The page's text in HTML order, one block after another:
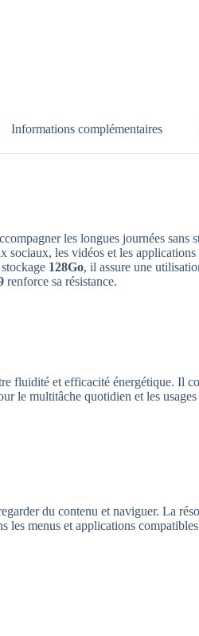
Informations complémentaires
les longues journées sans
sociaux, les vidéos et les
128Go, il assure une
renforce sa résistance.
fluidité et efficacité énergétique. Il
le multitâche quotidien et les
du contenu et naviguer. La
les menus et applications